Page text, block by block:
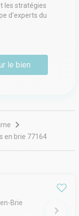
les stratégies
d'experts du
et des
la
des décisions
le bien
en brie 77164
Brie